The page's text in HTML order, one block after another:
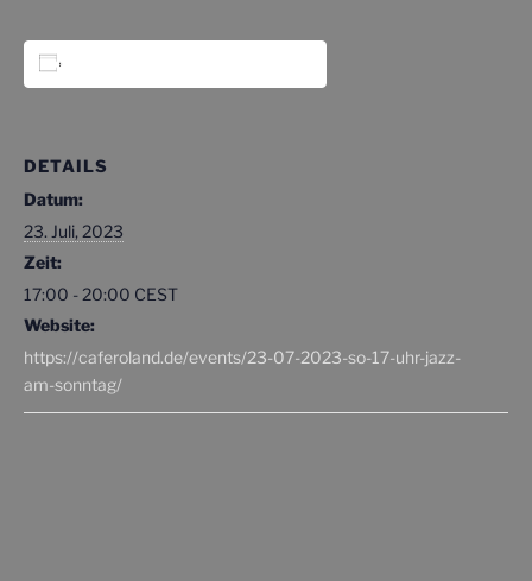
DETAILS
Datum:
23. Juli, 2023
Zeit:
17:00 - 20:00 CEST
Website:
https://caferoland.de/events/23-07-2023-so-17-uhr-jazz-
am-sonntag/